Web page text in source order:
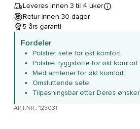
Leveres innen 3 til 4 uker
Retur innen 30 dager
5 års garanti
Fordeler
Polstret sete for økt komfort
Polstret ryggstøtte for økt komfort
Med armlener for økt komfort
Omsluttende sete
Tilpasningsbar etter Deres ønsker
ART.NR.: 123031